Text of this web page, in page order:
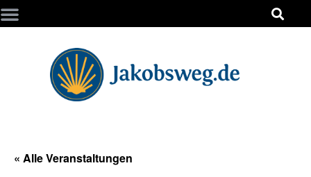
« Alle Veranstaltungen